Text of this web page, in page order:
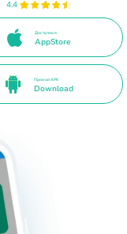
4.4
Доступно в
AppStore
Прямой APK
Download